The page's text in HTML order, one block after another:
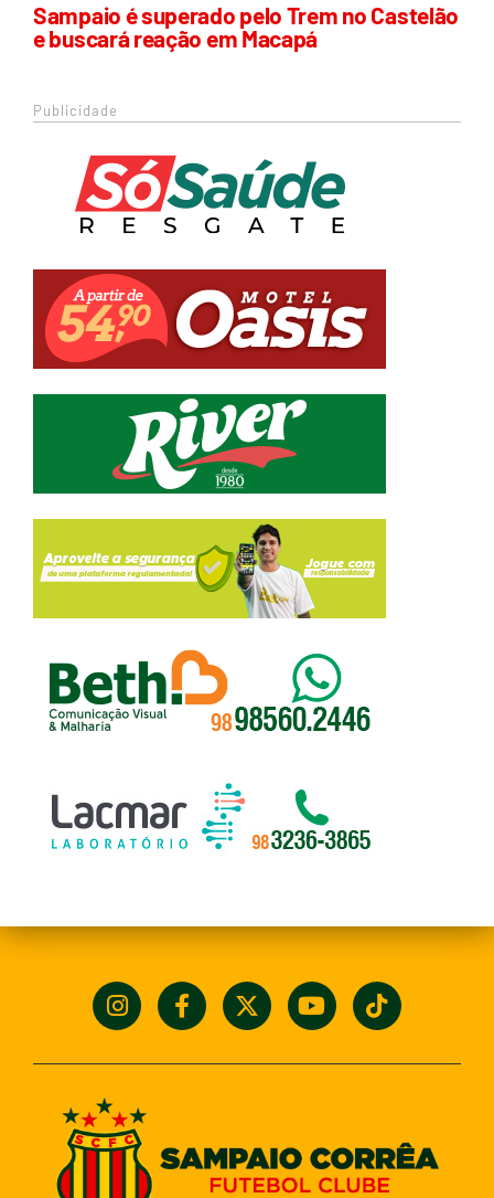
Sampaio é superado pelo Trem no Castelão
e buscará reação em Macapá
Publicidade